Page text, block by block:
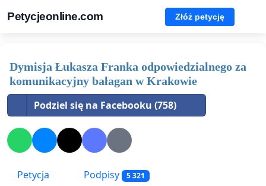
Petycjeonline.com Złóż petycję
Dymisja Łukasza Franka odpowiedzialnego za
komunikacyjny bałagan w Krakowie
Podziel się na Facebooku (758)
Petycja Podpisy 5 321